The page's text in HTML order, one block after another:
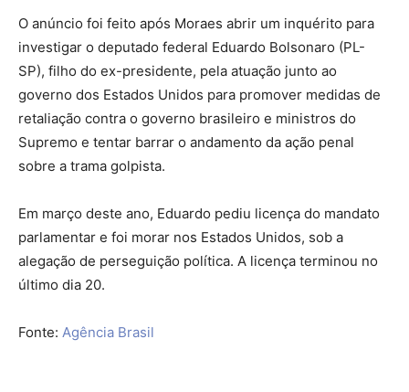
O anúncio foi feito após Moraes abrir um inquérito para
investigar o deputado federal Eduardo Bolsonaro (PL-
SP), filho do ex-presidente, pela atuação junto ao
governo dos Estados Unidos para promover medidas de
retaliação contra o governo brasileiro e ministros do
Supremo e tentar barrar o andamento da ação penal
sobre a trama golpista.
Em março deste ano, Eduardo pediu licença do mandato
parlamentar e foi morar nos Estados Unidos, sob a
alegação de perseguição política. A licença terminou no
último dia 20.
Fonte: Agência Brasil